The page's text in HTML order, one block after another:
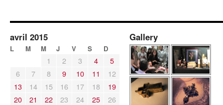
avril 2015
L M M J V S D
1 2 3 4
5
6
7 8 9 10 11
12
13
14 15 16 17 18
19
20
21 22 23 24 25
26
Gallery